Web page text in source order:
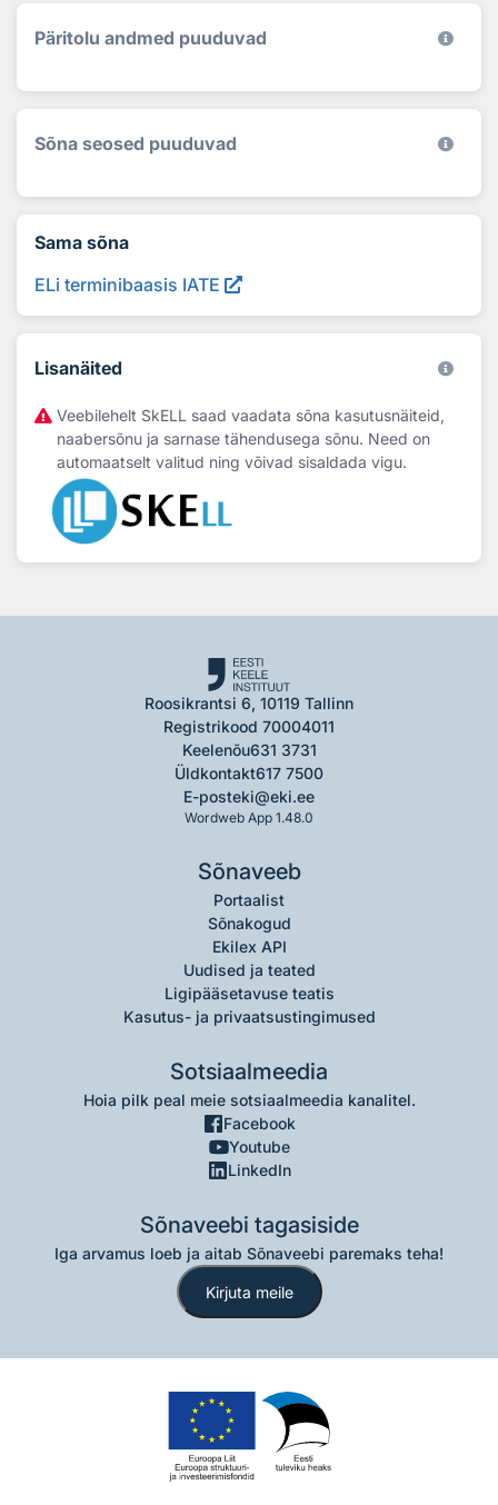
Päritolu andmed puuduvad
Sõna seosed puuduvad
Sama sõna
ELi terminibaasis IATE
Lisanäited
Veebilehelt SkELL saad vaadata sõna kasutusnäiteid,
naabersõnu ja sarnase tähendusega sõnu. Need on
automaatselt valitud ning võivad sisaldada vigu.
Roosikrantsi 6, 10119 Tallinn
Registrikood 70004011
Keelenõu631 3731
Üldkontakt617 7500
E-posteki@eki.ee
Wordweb App 1.48.0
Sõnaveeb
Portaalist
Sõnakogud
Ekilex API
Uudised ja teated
Ligipääsetavuse teatis
Kasutus- ja privaatsustingimused
Sotsiaalmeedia
Hoia pilk peal meie sotsiaalmeedia kanalitel.
Facebook
Youtube
LinkedIn
Sõnaveebi tagasiside
Iga arvamus loeb ja aitab Sõnaveebi paremaks teha!
Kirjuta meile